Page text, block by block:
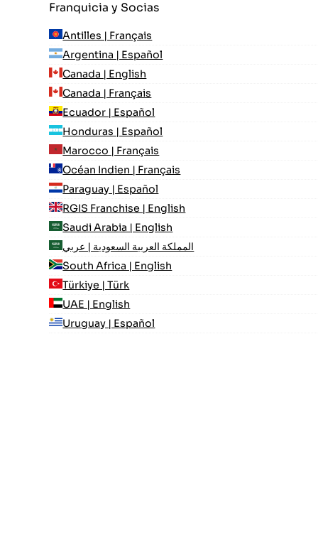
Franquicia y Socias
Antilles | Français
Argentina | Español
Canada | English
Canada | Français
Ecuador | Español
Honduras | Español
Marocco | Français
Océan Indien | Français
Paraguay | Español
RGIS Franchise | English
Saudi Arabia | English
المملكة العربية السعودية | عربي
South Africa | English
Türkiye | Türk
UAE | English
Uruguay | Español